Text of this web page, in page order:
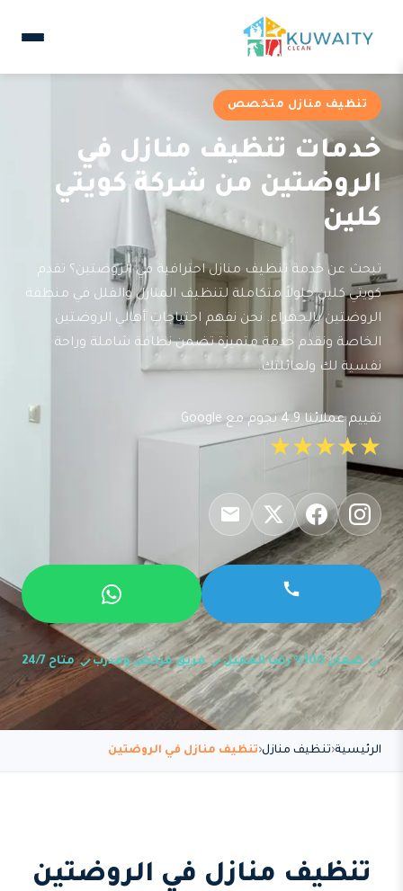
تنظيف منازل متخصص
خدمات تنظيف منازل في
الروضتين من شركة كويتي
كلين
تبحث عن خدمة تنظيف منازل احترافية في الروضتين؟ تقدم
كويتي كلين حلولاً متكاملة لتنظيف المنازل والفلل في منطقة
الروضتين بالجهراء. نحن نفهم احتياجات أهالي الروضتين
الخاصة ونقدم خدمة متميزة تضمن نظافة شاملة وراحة
نفسية لك ولعائلتك.
تقييم عملائنا 4.9 نجوم مع Google
★★★★★
ضمان 100% رضا العميل فريق مرخص ومدرب متاح 24/7
الرئيسية تنظيف منازل تنظيف منازل في الروضتين
تنظيف منازل في الروضتين